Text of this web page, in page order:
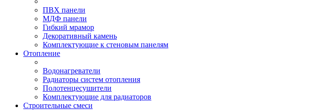
ПВХ панели
МДФ панели
Гибкий мрамор
Декоративный камень
Комплектующие к стеновым панелям
Отопление
Водонагреватели
Радиаторы систем отопления
Полотенцесушители
Комплектующие для радиаторов
Строительные смеси